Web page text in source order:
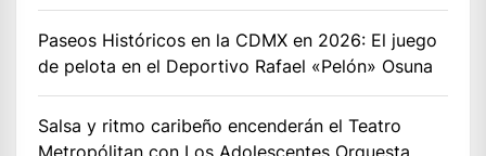
Paseos Históricos en la CDMX en 2026: El juego
de pelota en el Deportivo Rafael «Pelón» Osuna
Salsa y ritmo caribeño encenderán el Teatro